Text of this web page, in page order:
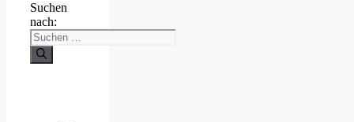
Suchen
nach: